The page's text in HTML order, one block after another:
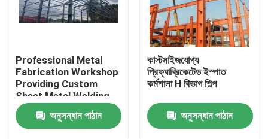
Professional Metal
Fabrication Workshop
Providing Custom
Sheet Metal Welding
Cutting and Assembly
Solutions for
Industrial
অনুসন্ধান পাঠান
কাস্টমাইজযোগ্য
প্রিফ্যাব্রিকেটেড ইস্পাত
কর্মশালা H বিভাগ শিল্প
অনুসন্ধান পাঠান